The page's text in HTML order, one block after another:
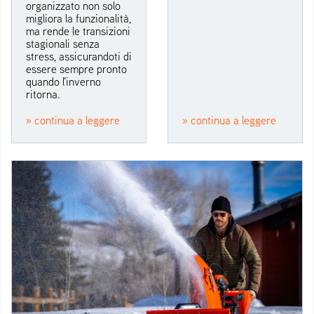
organizzato non solo
migliora la funzionalità,
ma rende le transizioni
stagionali senza
stress, assicurandoti di
essere sempre pronto
quando l'inverno
ritorna.
» continua a leggere
» continua a leggere